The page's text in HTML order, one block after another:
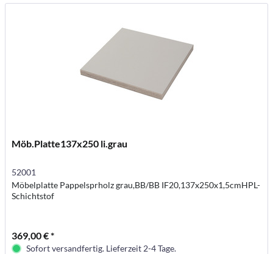
Möb.Platte137x250 li.grau
52001
Möbelplatte Pappelsprholz grau,BB/BB IF20,137x250x1,5cmHPL-
Schichtstof
369,00 € *
Sofort versandfertig. Lieferzeit 2-4 Tage.